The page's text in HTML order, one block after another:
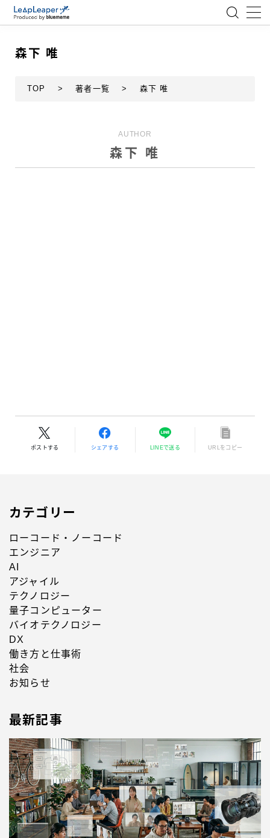
森下 唯
TOP > 著者一覧 > 森下 唯
AUTHOR
森下 唯
ポストする シェアする LINEで送る URLをコピー
カテゴリー
ローコード・ノーコード
エンジニア
AI
アジャイル
テクノロジー
量子コンピューター
バイオテクノロジー
DX
働き方と仕事術
社会
お知らせ
最新記事